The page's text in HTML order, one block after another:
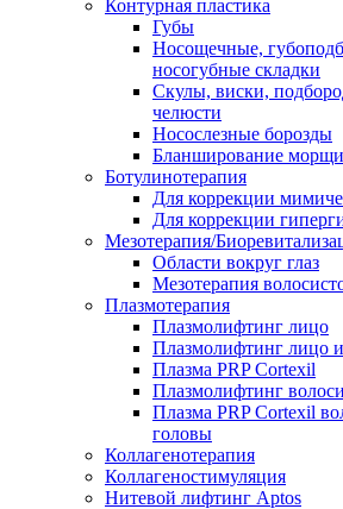
Контурная пластика
Губы
Носощечные,
носогубные складки
Скулы, виски,
челюсти
Носослезные борозды
Бланширование
Ботулинотерапия
Для коррекции
Для коррекции
Мезотерапия/
Области вокруг глаз
Мезотерапия
Плазмотерапия
Плазмолифтинг лицо
Плазмолифтинг лицо
Плазма PRP Cortexil
Плазмолифтинг
Плазма PRP Cortexil
головы
Коллагенотерапия
Коллагеностимуляция
Нитевой лифтинг Aptos